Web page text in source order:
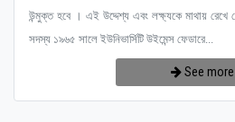
উন্মুক্ত হবে । এই উদ্দেশ্য এবং লক্ষ্যকে মাথায় রেখে
সদস্য ১৯৬৫ সালে ইউনিভার্সিটি উইমেন্স ফেডারে...
See more